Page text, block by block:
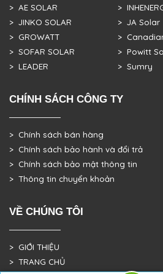
> AE SOLAR
> JINKO SOLAR
> GROWATT
> SOFAR SOLAR
> LEADER
>
> JA Solar
>
> Powitt
> Sumry
CHÍNH SÁCH CÔNG TY
> Chính sách bán hàng
> Chính sách bảo hành và đổi trả
> Chính sách bảo mật thông tin
> Thông tin chuyển khoản
VỀ CHÚNG TÔI
> GIỚI THIỆU
> TRANG CHỦ